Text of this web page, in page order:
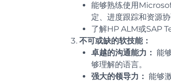
能够熟练使用
定、进度跟踪和资源协
了解HP ALM或SAP
不可或缺的软技能：
卓越的沟通能力： 能
够理解的语言。
强大的领导力： 能够